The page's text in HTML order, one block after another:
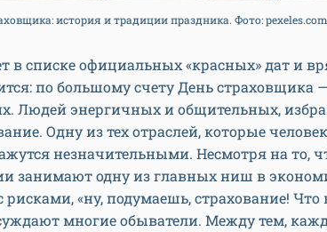
история и традиции праздника. Фото: pexeles.com
в списке официальных «красных» дат и
по большому счету День страховщика
Людей энергичных и общительных,
Одну из тех отраслей, которые
незначительными. Несмотря на то,
занимают одну из главных ниш в
рисками, «ну, подумаешь, страхование! Что
многие обыватели. Между тем,